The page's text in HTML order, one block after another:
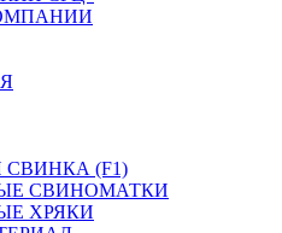
(F1)
СВИНОМАТКИ
ХРЯКИ